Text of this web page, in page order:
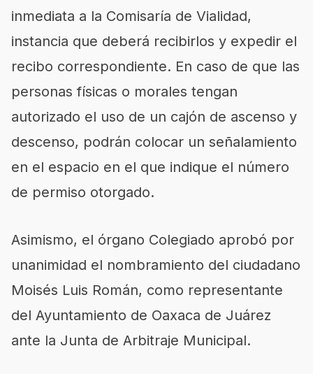
inmediata a la Comisaría de Vialidad,
instancia que deberá recibirlos y expedir el
recibo correspondiente. En caso de que las
personas físicas o morales tengan
autorizado el uso de un cajón de ascenso y
descenso, podrán colocar un señalamiento
en el espacio en el que indique el número
de permiso otorgado.
Asimismo, el órgano Colegiado aprobó por
unanimidad el nombramiento del ciudadano
Moisés Luis Román, como representante
del Ayuntamiento de Oaxaca de Juárez
ante la Junta de Arbitraje Municipal.